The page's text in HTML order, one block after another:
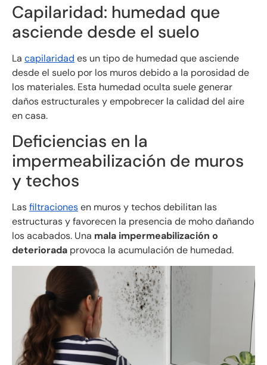
Capilaridad: humedad que
asciende desde el suelo
La capilaridad es un tipo de humedad que asciende
desde el suelo por los muros debido a la porosidad de
los materiales. Esta humedad oculta suele generar
daños estructurales y empobrecer la calidad del aire
en casa.
Deficiencias en la
impermeabilización de muros
y techos
Lasfiltracionesen muros y techos debilitan las
estructuras y favorecen la presencia de moho dañando
los acabados. Una mala impermeabilización o
deteriorada provoca la acumulación de humedad.